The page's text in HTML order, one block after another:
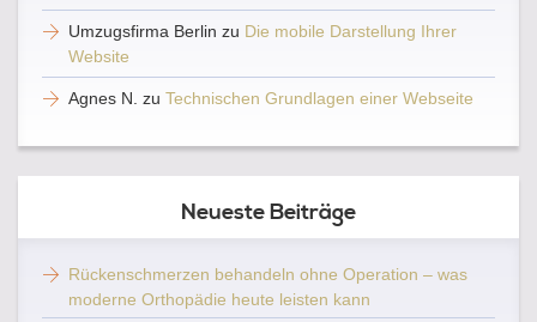
Umzugsfirma Berlin zu Die mobile Darstellung Ihrer
Website
Agnes N. zu Technischen Grundlagen einer Webseite
Neueste Beiträge
Rückenschmerzen behandeln ohne Operation – was
moderne Orthopädie heute leisten kann